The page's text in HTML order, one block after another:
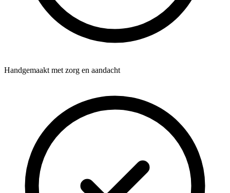
Handgemaakt met zorg en aandacht